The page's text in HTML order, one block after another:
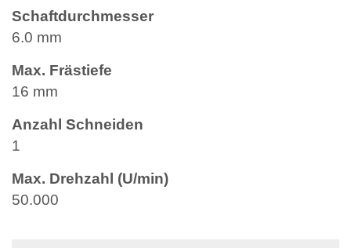
Schaftdurchmesser
6.0 mm
Max. Frästiefe
16 mm
Anzahl Schneiden
1
Max. Drehzahl (U/min)
50.000